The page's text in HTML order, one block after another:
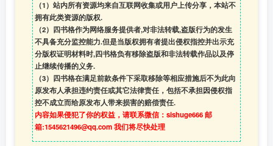
（1）站内所有资源均来自互联网收集或用户上传分享，本站不
拥有此类资源的版权.
（2）四书格作为网络服务提供者,对非法转载,盗版行为的发生
不具备充分监控能力.但是当版权拥有者提出侵权指控并出示充
分版权证明材料时,四书格负有移除盗版和非法转载作品以及停
止继续传播的义务.
（3）四书格在满足前款条件下采取移除等相应措施后不为此向
原发布人承担违约责任或其它法律责任，包括不承担因侵权指
控不成立而给原发布人带来损害的赔偿责任.
内容如果侵犯了你的权益，请联系微信：sishuge666 邮
箱:1545621496@qq.com 我们将尽快处理